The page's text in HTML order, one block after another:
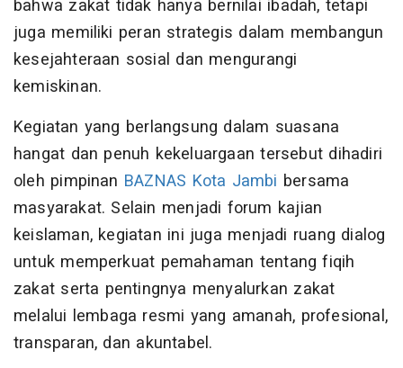
bahwa zakat tidak hanya bernilai ibadah, tetapi
juga memiliki peran strategis dalam membangun
kesejahteraan sosial dan mengurangi
kemiskinan.
Kegiatan yang berlangsung dalam suasana
hangat dan penuh kekeluargaan tersebut dihadiri
oleh pimpinan BAZNAS Kota Jambi bersama
masyarakat. Selain menjadi forum kajian
keislaman, kegiatan ini juga menjadi ruang dialog
untuk memperkuat pemahaman tentang fiqih
zakat serta pentingnya menyalurkan zakat
melalui lembaga resmi yang amanah, profesional,
transparan, dan akuntabel.